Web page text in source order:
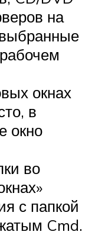
на
окнах
в
окно
во
с папкой
Cmd.